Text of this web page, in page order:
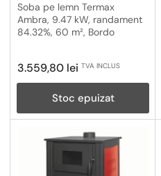
Soba pe lemn Termax
Ambra, 9.47 kW, randament
84.32%, 60 m², Bordo
Pret
obisnuit
3.559,80 lei TVA INCLUS
Stoc epuizat